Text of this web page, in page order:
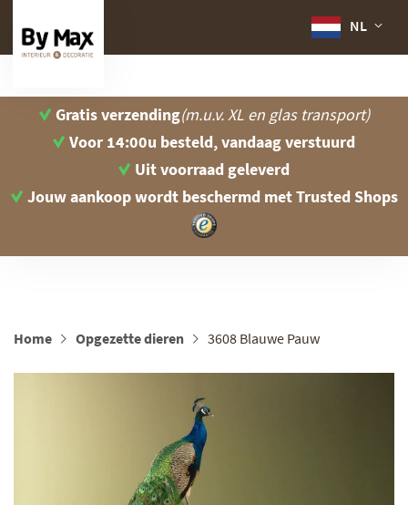
NL
Gratis verzending(m.u.v. XL en glas transport)
Voor 14:00u besteld, vandaag verstuurd
Uit voorraad geleverd
Jouw aankoop wordt beschermd met Trusted Shops
Home Opgezette dieren 3608 Blauwe Pauw